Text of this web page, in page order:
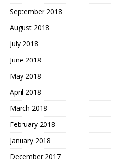
September 2018
August 2018
July 2018
June 2018
May 2018
April 2018
March 2018
February 2018
January 2018
December 2017